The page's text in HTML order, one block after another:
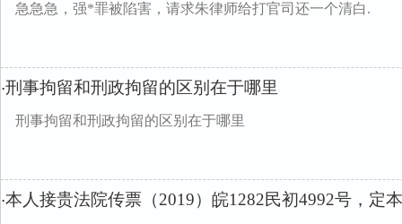
急急急，强*罪被陷害，请求朱律师给打官司还一个清白.
·刑事拘留和刑政拘留的区别在于哪里
刑事拘留和刑政拘留的区别在于哪里
·本人接贵法院传票（2019）皖1282民初4992号，定